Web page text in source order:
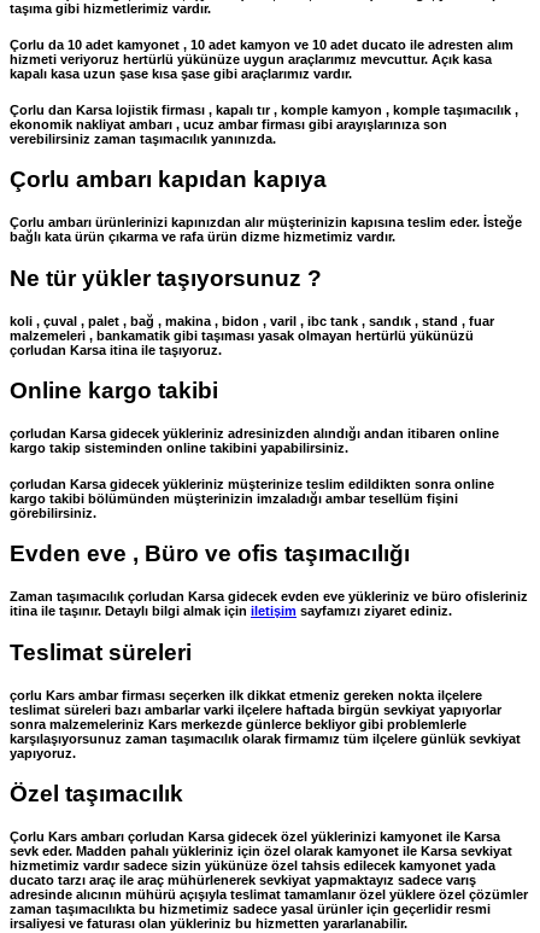
taşıma gibi hizmetlerimiz vardır.
Çorlu da 10 adet kamyonet , 10 adet kamyon ve 10 adet ducato ile adresten alım
hizmeti veriyoruz hertürlü yükünüze uygun araçlarımız mevcuttur. Açık kasa
kapalı kasa uzun şase kısa şase gibi araçlarımız vardır.
Çorlu dan Karsa lojistik firması , kapalı tır , komple kamyon , komple taşımacılık ,
ekonomik nakliyat ambarı , ucuz ambar firması gibi arayışlarınıza son
verebilirsiniz zaman taşımacılık yanınızda.
Çorlu ambarı kapıdan kapıya
Çorlu ambarı ürünlerinizi kapınızdan alır müşterinizin kapısına teslim eder. İsteğe
bağlı kata ürün çıkarma ve rafa ürün dizme hizmetimiz vardır.
Ne tür yükler taşıyorsunuz ?
koli , çuval , palet , bağ , makina , bidon , varil , ibc tank , sandık , stand , fuar
malzemeleri , bankamatik gibi taşıması yasak olmayan hertürlü yükünüzü
çorludan Karsa itina ile taşıyoruz.
Online kargo takibi
çorludan Karsa gidecek yükleriniz adresinizden alındığı andan itibaren online
kargo takip sisteminden online takibini yapabilirsiniz.
çorludan Karsa gidecek yükleriniz müşterinize teslim edildikten sonra online
kargo takibi bölümünden müşterinizin imzaladığı ambar tesellüm fişini
görebilirsiniz.
Evden eve , Büro ve ofis taşımacılığı
Zaman taşımacılık çorludan Karsa gidecek evden eve yükleriniz ve büro ofisleriniz
itina ile taşınır. Detaylı bilgi almak için iletişim sayfamızı ziyaret ediniz.
Teslimat süreleri
çorlu Kars ambar firması seçerken ilk dikkat etmeniz gereken nokta ilçelere
teslimat süreleri bazı ambarlar varki ilçelere haftada birgün sevkiyat yapıyorlar
sonra malzemeleriniz Kars merkezde günlerce bekliyor gibi problemlerle
karşılaşıyorsunuz zaman taşımacılık olarak firmamız tüm ilçelere günlük sevkiyat
yapıyoruz.
Özel taşımacılık
Çorlu Kars ambarı çorludan Karsa gidecek özel yüklerinizi kamyonet ile Karsa
sevk eder. Madden pahalı yükleriniz için özel olarak kamyonet ile Karsa sevkiyat
hizmetimiz vardır sadece sizin yükünüze özel tahsis edilecek kamyonet yada
ducato tarzı araç ile araç mühürlenerek sevkiyat yapmaktayız sadece varış
adresinde alıcının mühürü açışıyla teslimat tamamlanır özel yüklere özel çözümler
zaman taşımacılıkta bu hizmetimiz sadece yasal ürünler için geçerlidir resmi
irsaliyesi ve faturası olan yükleriniz bu hizmetten yararlanabilir.